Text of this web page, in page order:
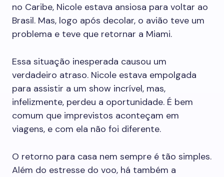
no Caribe, Nicole estava ansiosa para voltar ao
Brasil. Mas, logo após decolar, o avião teve um
problema e teve que retornar a Miami.
Essa situação inesperada causou um
verdadeiro atraso. Nicole estava empolgada
para assistir a um show incrível, mas,
infelizmente, perdeu a oportunidade. É bem
comum que imprevistos aconteçam em
viagens, e com ela não foi diferente.
O retorno para casa nem sempre é tão simples.
Além do estresse do voo, há também a